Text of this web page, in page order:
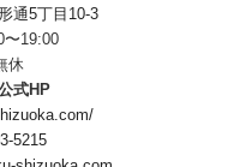
通5丁目10-3
〜19:00
休
式HP
5215